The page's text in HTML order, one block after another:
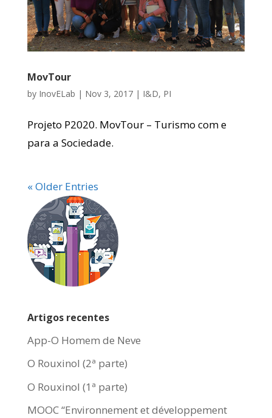
MovTour
by InovELab | Nov 3, 2017| I&D, PI
Projeto P2020. MovTour – Turismo com e
para a Sociedade.
« Older Entries
Artigos recentes
App-O Homem de Neve
O Rouxinol (2ª parte)
O Rouxinol (1ª parte)
MOOC “Environnement et développement